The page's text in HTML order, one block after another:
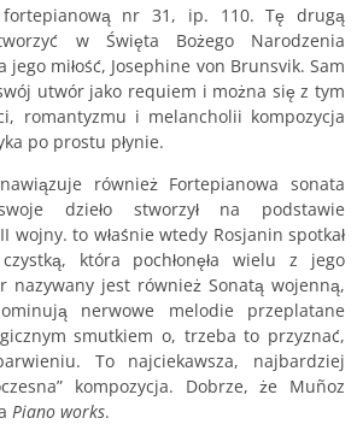
fortepianową nr 31, ip. 110. Tę drugą
w Święta Bożego Narodzenia
jego miłość, Josephine von Brunsvik. Sam
utwór jako requiem i można się z tym
romantyzmu i melancholii kompozycja
po prostu płynie.
również Fortepianowa sonata
dzieło stworzył na podstawie
wojny. to właśnie wtedy Rosjanin spotkał
która pochłonęła wielu z jego
nazywany jest również Sonatą wojenną,
nerwowe melodie przeplatane
smutkiem o, trzeba to przyznać,
To najciekawsza, najbardziej
kompozycja. Dobrze, że Muñoz
Piano works.